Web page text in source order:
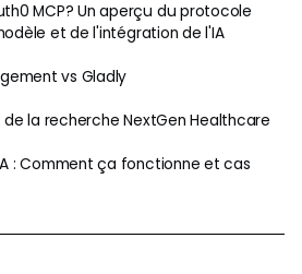
MCP? Un aperçu du protocole
et de l'intégration de l'IA
vs Gladly
la recherche NextGen Healthcare
: Comment ça fonctionne et cas